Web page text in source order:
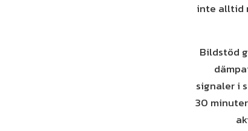
inte alltid
Bildstöd
signaler i
30